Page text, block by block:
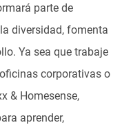
parte de
diversidad, fomenta
Ya sea que trabaje
corporativas o
& Homesense,
aprender,